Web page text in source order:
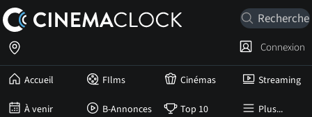
Accueil FIlms Cinémas Streaming
À venir B-Annonces Top 10 Plus...
Connexion